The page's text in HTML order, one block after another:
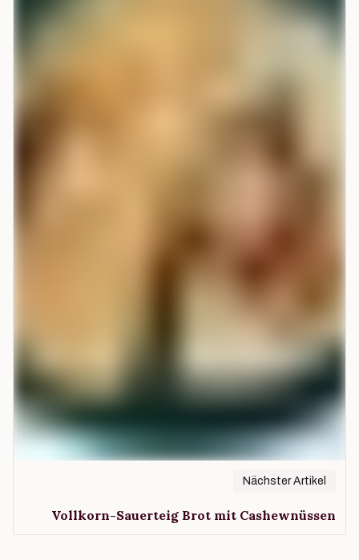
Nächster Artikel
Vollkorn-Sauerteig Brot mit Cashewnüssen